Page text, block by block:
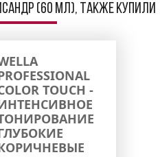
(60 мл), также купили
TOUCH -